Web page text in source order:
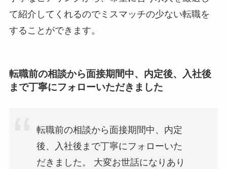
て紹介してくれるのでミスマッチの少ない転職を
することができます。
転職前の相談から面接期間中、内定後、入社後
まで丁寧にフォローいただきました
転職前の相談から面接期間中、内定
後、入社後まで丁寧にフォローいた
だきました。 大変お世話になりあり